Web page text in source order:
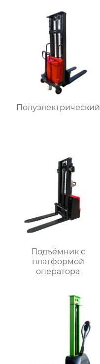
Полуэлектрический
Подъёмник с
платформой
оператора